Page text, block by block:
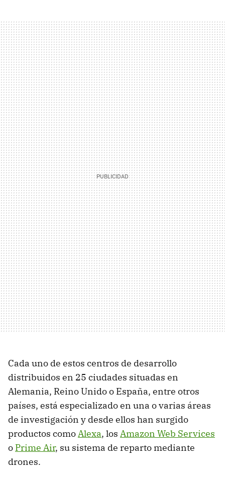
Cada uno de estos centros de desarrollo
distribuidos en 25 ciudades situadas en
Alemania, Reino Unido o España, entre otros
países, está especializado en una o varias áreas
de investigación y desde ellos han surgido
productos comoAlexa, los Amazon Web Services
o Prime Air, su sistema de reparto mediante
drones.